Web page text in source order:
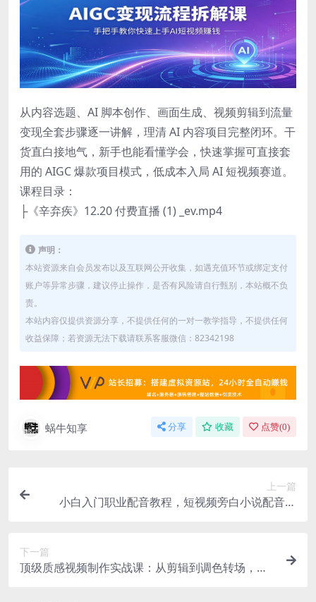
从内容选题、AI 脚本创作、画面生成、视频剪辑到流量
变现全套步骤逐一讲解，理清 AI 内容项目完整闭环。干
货直白接地气，新手也能看懂学会，快速掌握可直接套
用的 AIGC 爆款项目模式，低成本入局 AI 短视频赛道。
课程目录：
├《辛弃疾》12.20 付费直播 (1) _ev.mp4
声明：
本站资源来自会员发布以及互联网公开收集，如遇充值环节或绑定支付
账户等异常步骤，建议停止操作，是否有风险请自行甄别，本站概不负
责。
本站内容仅提供资源分享，不提供任何的一对一教学指导，不提供任何
收益保障；若资源无法下载请联系客服微信：82342198
蜗牛知享 分享 收藏 点赞(0)
上一篇
小白入门职业配音教程，短视频旁白小说配音技
下一篇
顶级质感视频制作实战课：从剪辑到调色转场，配